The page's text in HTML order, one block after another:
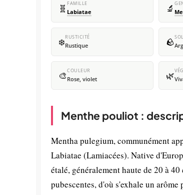
🧬 FAMILLE
Labiatae 🔬
❄️RUSTICITÉ
Rustique 🪨SOL
🎨COULEUR
Rose, violet 🌿
Menthe pouliot :
Mentha pulegium, communément
Labiatae (Lamiacées). Native
étalé, généralement haute de 20 à
pubescentes, d'où s'exhale un